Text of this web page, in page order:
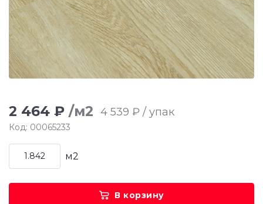
2 464 ₽ /м2 4 539 ₽ / упак
Код: 00065233
м2
В корзину